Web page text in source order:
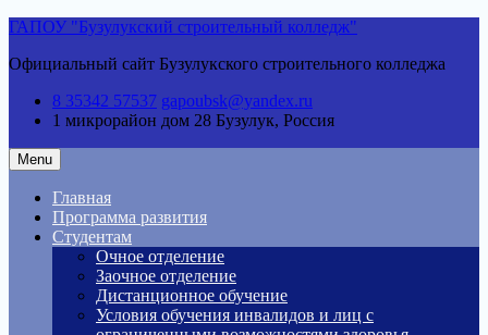
Skip
content
ГАПОУ "Бузулукский строительный колледж"
Официальный сайт Бузулукского строительного колледжа
8 35342 57537 gapoubsk@yandex.ru
1 микрорайон дом 28 Бузулук, Россия
Menu
Главная
Программа развития
Студентам
Очное отделение
Заочное отделение
Дистанционное обучение
Условия обучения инвалидов и лиц с